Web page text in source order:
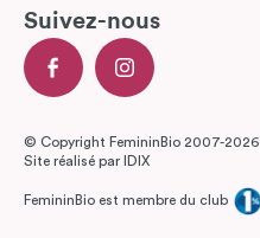
Suivez-nous
© Copyright FemininBio 2007-2026
Site réalisé par
IDIX
FemininBio est membre du club